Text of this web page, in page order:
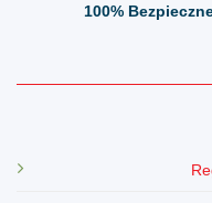
100%